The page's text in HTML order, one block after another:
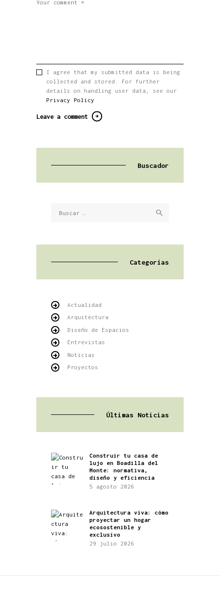
I agree that my submitted data is being
collected and stored. For further
details on handling user data, see our
Privacy Policy
Buscador
Categorías
Actualidad
Arquitectura
Diseño de Espacios
Entrevistas
Noticias
Proyectos
Últimas Noticias
Construir tu casa de
lujo en Boadilla del
Monte: normativa,
diseño y eficiencia
5 agosto 2026
Arquitectura viva: cómo
proyectar un hogar
ecosostenible y
exclusivo
29 julio 2026